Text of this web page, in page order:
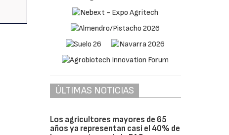
ÚLTIMAS NOTICIAS
Los agricultores mayores de 65
años ya representan casi el 40% de